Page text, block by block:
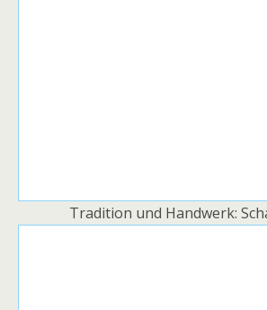
Tradition und Handwerk: